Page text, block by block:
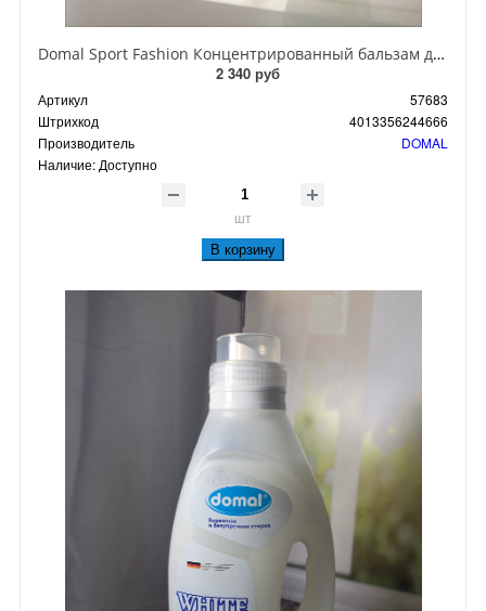
Domal Sport Fashion Концентрированный бальзам для стирки спортивной одежды и обуви 750 мл 10 стирок
2 340 руб
Артикул
57683
Штрихкод
4013356244666
Производитель
DOMAL
Наличие: Доступно
шт
В корзину